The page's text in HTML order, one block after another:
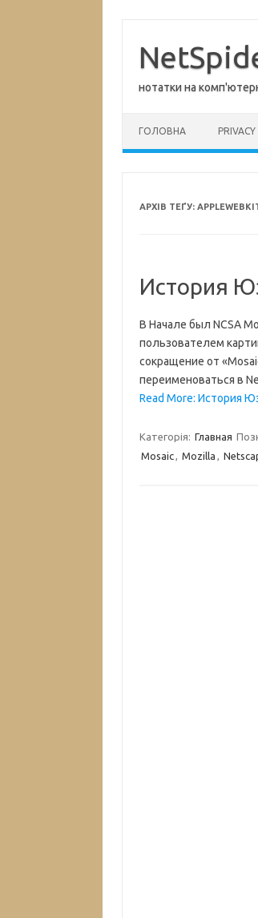
вмісту
нотатки на
ГОЛОВНА
АРХІВ ТЕҐУ:
История
В Начале был NCSA
пользователем
сокращение от
переименоваться в
Read More: История
Категорія: Главная
Mosaic, Mozilla ,